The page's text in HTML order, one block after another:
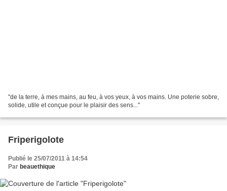
"de la terre, à mes mains, au feu, à vos yeux, à vos mains. Une poterie sobre,
solide, utile et conçue pour le plaisir des sens..."
Friperigolote
Publié le 25/07/2011 à 14:54
Par beauethique